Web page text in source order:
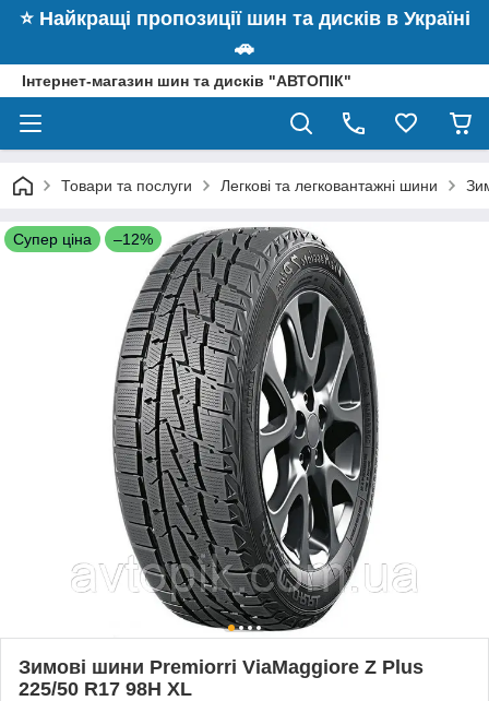
⭐️ Найкращі пропозиції шин та дисків в Україні
🚗
Інтернет-магазин шин та дисків "АВТОПІК"
Товари та послуги Легкові та легковантажні шини
Супер ціна –12%
Зимові шини Premiorri ViaMaggiore Z Plus
225/50 R17 98H XL